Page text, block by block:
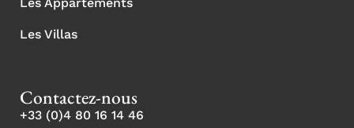
Les Villas
Contactez-nous
+33 (0)4 80 16 14 46